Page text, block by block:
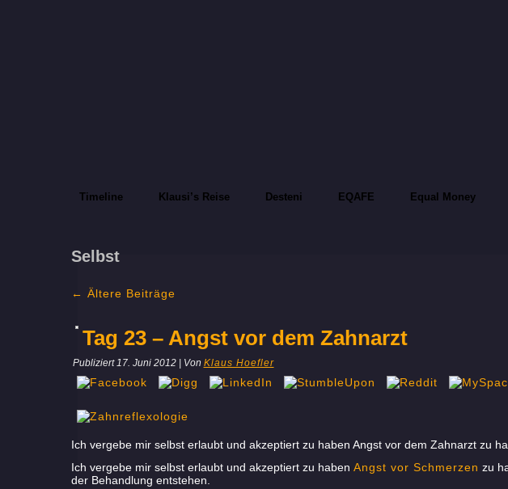
Timeline Klausi’s Reise Desteni EQAFE Equal Money
Selbst
← Ältere Beiträge
Tag 23 – Angst vor dem Zahnarzt
Publiziert 17. Juni 2012| Von Klaus Hoefler
Ich vergebe mir selbst erlaubt und akzeptiert zu haben Angst vor dem Zahnarzt zu
Ich vergebe mir selbst erlaubt und akzeptiert zu haben Angst vor Schmerzen zu
der Behandlung entstehen.